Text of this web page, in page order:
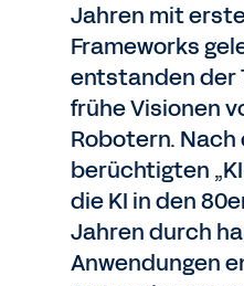
Jahren mit
Frameworks
entstanden der
frühe Visionen
Robotern. Nach
berüchtigten
die KI in den
Jahren durch
Anwendungen